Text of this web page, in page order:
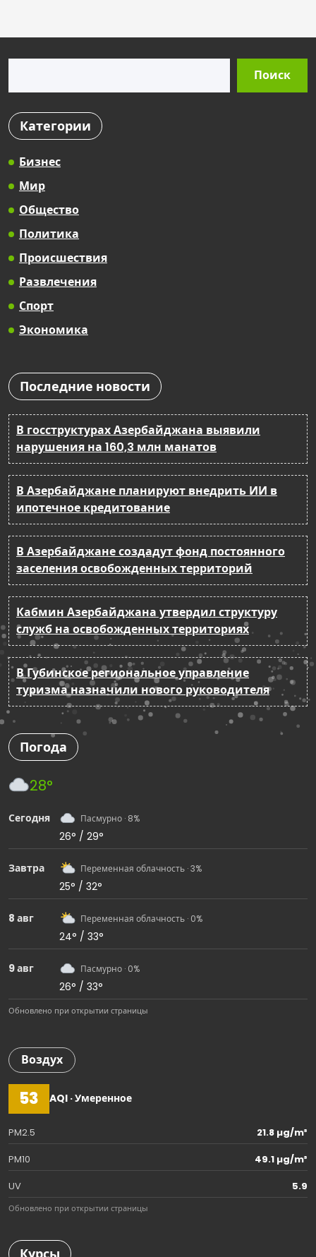
a
Поиск
Категории
Бизнес
Мир
Общество
Политика
Происшествия
Развлечения
Спорт
Экономика
Последние новости
В госструктурах Азербайджана выявили
нарушения на 160,3 млн манатов
В Азербайджане планируют внедрить ИИ в
ипотечное кредитование
В Азербайджане создадут фонд постоянного
заселения освобожденных территорий
Кабмин Азербайджана утвердил структуру
служб на освобожденных территориях
В Губинское региональное управление
туризма назначили нового руководителя
Погода
28°
Сегодня Пасмурно · 8%
26° / 29°
Завтра Переменная облачность · 3%
25° / 32°
8 авг Переменная облачность · 0%
24° / 33°
9 авг Пасмурно · 0%
26° / 33°
Обновлено при открытии страницы
Воздух
53 AQI · Умеренное
PM2.5
21.8 µg/m³
PM10
49.1 µg/m³
UV
5.9
Обновлено при открытии страницы